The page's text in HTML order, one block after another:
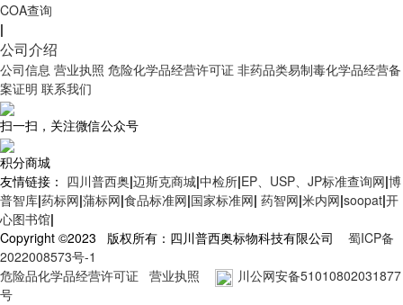
COA查询
|
公司介绍
公司信息 营业执照 危险化学品经营许可证 非药品类易制毒化学品经营备
案证明 联系我们
扫一扫，关注微信公众号
积分商城
友情链接： 四川普西奥|迈斯克商城|中检所|EP、USP、JP标准查询网|博
普智库|药标网|蒲标网|食品标准网|国家标准网| 药智网|米内网|soopat|开
心图书馆|
Copyright ©2023 版权所有：四川普西奥标物科技有限公司 蜀ICP备
2022008573号-1
危险品化学品经营许可证
营业执照
川公网安备51010802031877
号